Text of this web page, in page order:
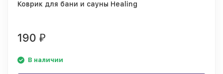
Коврик для бани и сауны Healing
190 ₽
В наличии